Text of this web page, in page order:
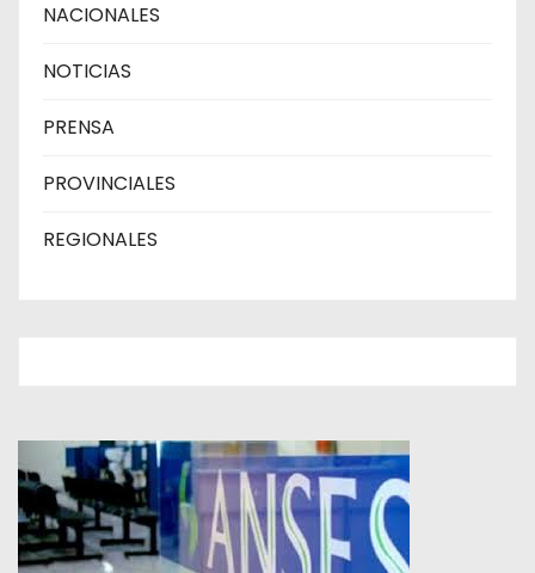
NACIONALES
NOTICIAS
PRENSA
PROVINCIALES
REGIONALES